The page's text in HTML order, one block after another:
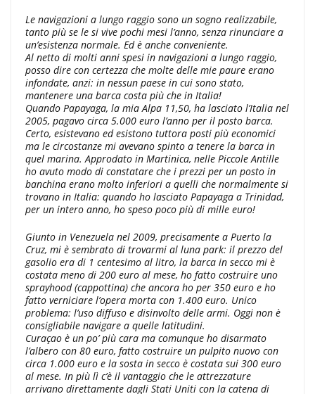
Le navigazioni a lungo raggio sono un sogno realizzabile,
tanto più se le si vive pochi mesi l’anno, senza rinunciare a
un’esistenza normale. Ed è anche conveniente.
Al netto di molti anni spesi in navigazioni a lungo raggio,
posso dire con certezza che molte delle mie paure erano
infondate, anzi: in nessun paese in cui sono stato,
mantenere una barca costa più che in Italia!
Quando Papayaga, la mia Alpa 11,50, ha lasciato l’Italia nel
2005, pagavo circa 5.000 euro l’anno per il posto barca.
Certo, esistevano ed esistono tuttora posti più economici
ma le circostanze mi avevano spinto a tenere la barca in
quel marina. Approdato in Martinica, nelle Piccole Antille
ho avuto modo di constatare che i prezzi per un posto in
banchina erano molto inferiori a quelli che normalmente si
trovano in Italia: quando ho lasciato Papayaga a Trinidad,
per un intero anno, ho speso poco più di mille euro!
Giunto in Venezuela nel 2009, precisamente a Puerto la
Cruz, mi è sembrato di trovarmi al luna park: il prezzo del
gasolio era di 1 centesimo al litro, la barca in secco mi è
costata meno di 200 euro al mese, ho fatto costruire uno
sprayhood (cappottina) che ancora ho per 350 euro e ho
fatto verniciare l’opera morta con 1.400 euro. Unico
problema: l’uso diffuso e disinvolto delle armi. Oggi non è
consigliabile navigare a quelle latitudini.
Curaçao è un po’ più cara ma comunque ho disarmato
l’albero con 80 euro, fatto costruire un pulpito nuovo con
circa 1.000 euro e la sosta in secco è costata sui 300 euro
al mese. In più lì c’è il vantaggio che le attrezzature
arrivano direttamente dagli Stati Uniti con la catena di